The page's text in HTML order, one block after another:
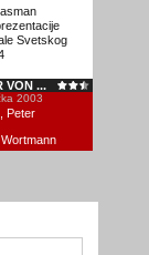
Svetskog
VON ...
2003
Peter